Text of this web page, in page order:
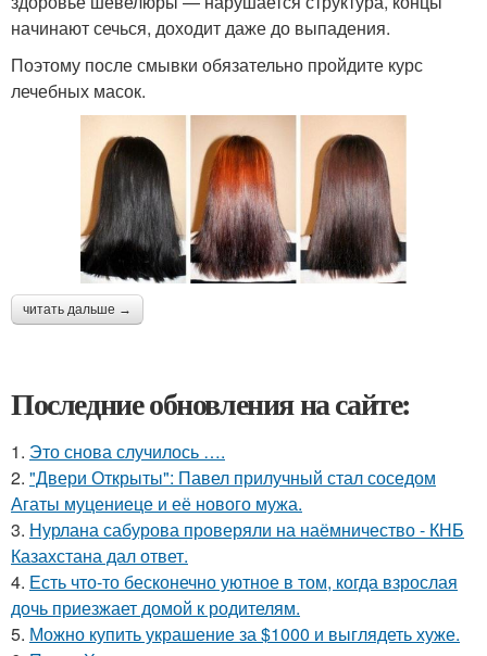
начинают сечься, доходит даже до выпадения.
Поэтому после смывки обязательно пройдите курс
лечебных масок.
читать дальше →
Последние обновления на сайте:
1. Это снова случилось ….
2. "Двери Открыты": Павел прилучный стал соседом
Агаты муцениеце и её нового мужа.
3. Нурлана сабурова проверяли на наёмничество - КНБ
Казахстана дал ответ.
4. Есть что-то бесконечно уютное в том, когда взрослая
дочь приезжает домой к родителям.
5. Можно купить украшение за $1000 и выглядеть хуже.